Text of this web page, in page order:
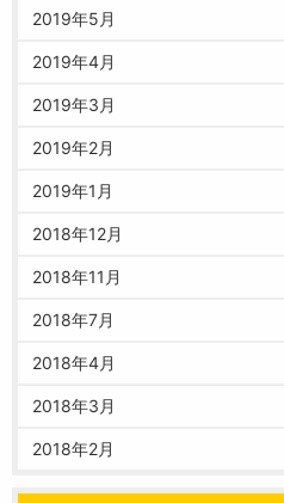
2019年5月
2019年4月
2019年3月
2019年2月
2019年1月
2018年12月
2018年11月
2018年7月
2018年4月
2018年3月
2018年2月